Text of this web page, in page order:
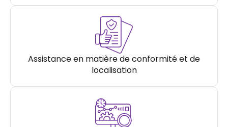
Assistance en matière de conformité et de
localisation